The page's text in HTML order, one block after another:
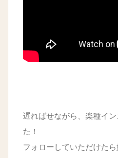
遅ればせながら、楽種イ
た！
フォローしていただけた